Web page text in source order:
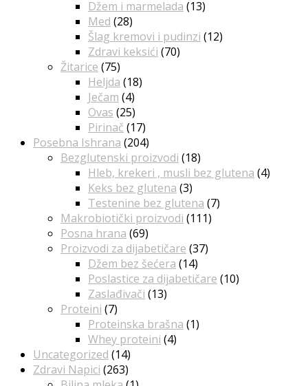
Džem i marmelada (13)
Med (28)
Šlag kremovi i pudinzi (12)
Zdravi keksići (70)
Žitarice (75)
Heljda (18)
Ječam (4)
Ovas (25)
Pirinač (17)
Posebna Ishrana (204)
Bezglutenski proizvodi (18)
Hleb, krekeri , musli bez glutena (4)
Keks bez glutena (3)
Testenine bez glutena (7)
Makrobiotički proizvodi (111)
Posna hrana (69)
Proizvodi za dijabetičare (37)
Džem bez šećera (14)
Poslastice za dijabetičare (10)
Zaslađivači (13)
Proteini (7)
Proteinska brašna (1)
Whey proteini (4)
Uncategorized (14)
Zdravi Napici (263)